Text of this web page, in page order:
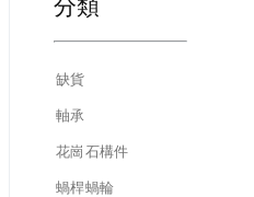
分類
缺貨
軸承
花崗石構件
蝸桿蝸輪